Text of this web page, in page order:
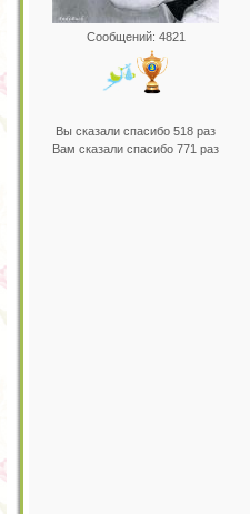
Сообщений: 4821
Вы сказали спасибо 518 раз
Вам сказали спасибо 771 раз